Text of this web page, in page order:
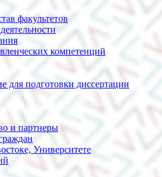
факультетов
компетенций
подготовки диссертации
и партнеры
Университете